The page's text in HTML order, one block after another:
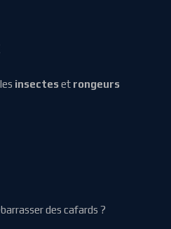
insecteset rongeurs
des cafards ?